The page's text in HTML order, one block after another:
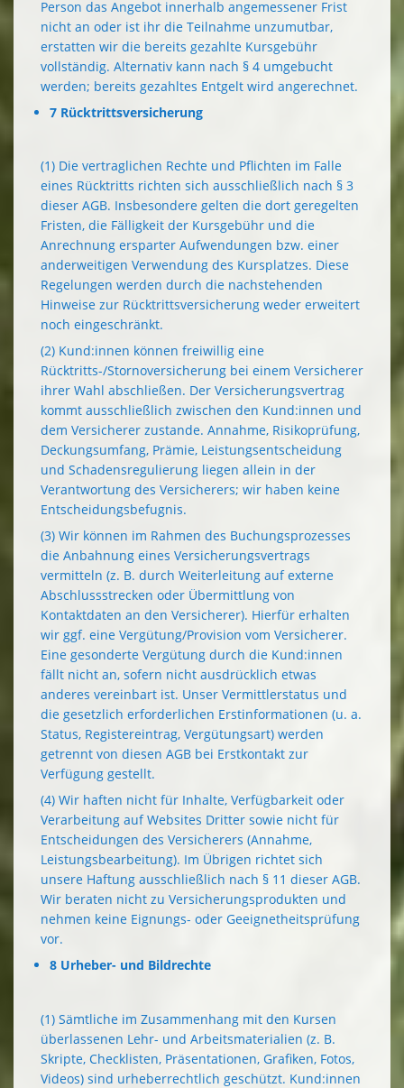
Person das Angebot innerhalb angemessener Frist
nicht an oder ist ihr die Teilnahme unzumutbar,
erstatten wir die bereits gezahlte Kursgebühr
vollständig. Alternativ kann nach § 4 umgebucht
werden; bereits gezahltes Entgelt wird angerechnet.
7 Rücktrittsversicherung
(1) Die vertraglichen Rechte und Pflichten im Falle
eines Rücktritts richten sich ausschließlich nach § 3
dieser AGB. Insbesondere gelten die dort geregelten
Fristen, die Fälligkeit der Kursgebühr und die
Anrechnung ersparter Aufwendungen bzw. einer
anderweitigen Verwendung des Kursplatzes. Diese
Regelungen werden durch die nachstehenden
Hinweise zur Rücktrittsversicherung weder erweitert
noch eingeschränkt.
(2) Kund:innen können freiwillig eine
Rücktritts-/Stornoversicherung bei einem Versicherer
ihrer Wahl abschließen. Der Versicherungsvertrag
kommt ausschließlich zwischen den Kund:innen und
dem Versicherer zustande. Annahme, Risikoprüfung,
Deckungsumfang, Prämie, Leistungsentscheidung
und Schadensregulierung liegen allein in der
Verantwortung des Versicherers; wir haben keine
Entscheidungsbefugnis.
(3) Wir können im Rahmen des Buchungsprozesses
die Anbahnung eines Versicherungsvertrags
vermitteln (z. B. durch Weiterleitung auf externe
Abschlussstrecken oder Übermittlung von
Kontaktdaten an den Versicherer). Hierfür erhalten
wir ggf. eine Vergütung/Provision vom Versicherer.
Eine gesonderte Vergütung durch die Kund:innen
fällt nicht an, sofern nicht ausdrücklich etwas
anderes vereinbart ist. Unser Vermittlerstatus und
die gesetzlich erforderlichen Erstinformationen (u. a.
Status, Registereintrag, Vergütungsart) werden
getrennt von diesen AGB bei Erstkontakt zur
Verfügung gestellt.
(4) Wir haften nicht für Inhalte, Verfügbarkeit oder
Verarbeitung auf Websites Dritter sowie nicht für
Entscheidungen des Versicherers (Annahme,
Leistungsbearbeitung). Im Übrigen richtet sich
unsere Haftung ausschließlich nach § 11 dieser AGB.
Wir beraten nicht zu Versicherungsprodukten und
nehmen keine Eignungs- oder Geeignetheitsprüfung
vor.
8 Urheber- und Bildrechte
(1) Sämtliche im Zusammenhang mit den Kursen
überlassenen Lehr- und Arbeitsmaterialien (z. B.
Skripte, Checklisten, Präsentationen, Grafiken, Fotos,
Videos) sind urheberrechtlich geschützt. Kund:innen